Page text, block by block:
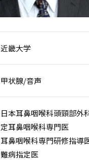
近畿大学
甲状腺/音声
日本耳鼻咽喉科頭頸部外
定耳鼻咽喉科専門医
耳鼻咽喉科専門研修指導
難病指定医